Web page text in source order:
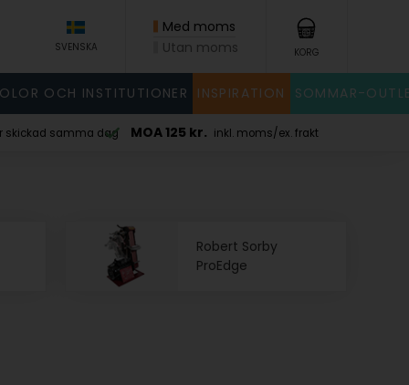
SVENSKA
Med moms
Utan moms
KORG
OCH INSTITUTIONER INSPIRATION SOMMAR-
frakt
Robert Sorby
ProEdge